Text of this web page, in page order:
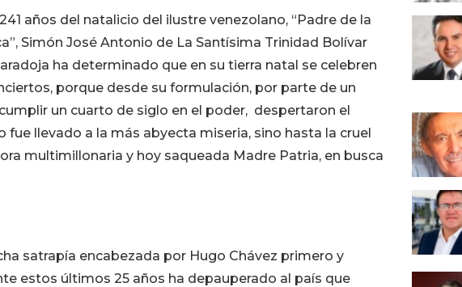
años del natalicio del ilustre venezolano, “Padre de la
Simón José Antonio de La Santísima Trinidad Bolívar
ha determinado que en su tierra natal se celebren
porque desde su formulación, por parte de un
un cuarto de siglo en el poder, despertaron el
fue llevado a la más abyecta miseria, sino hasta la cruel
multimillonaria y hoy saqueada Madre Patria, en busca
satrapía encabezada por Hugo Chávez primero y
estos últimos 25 años ha depauperado al país que